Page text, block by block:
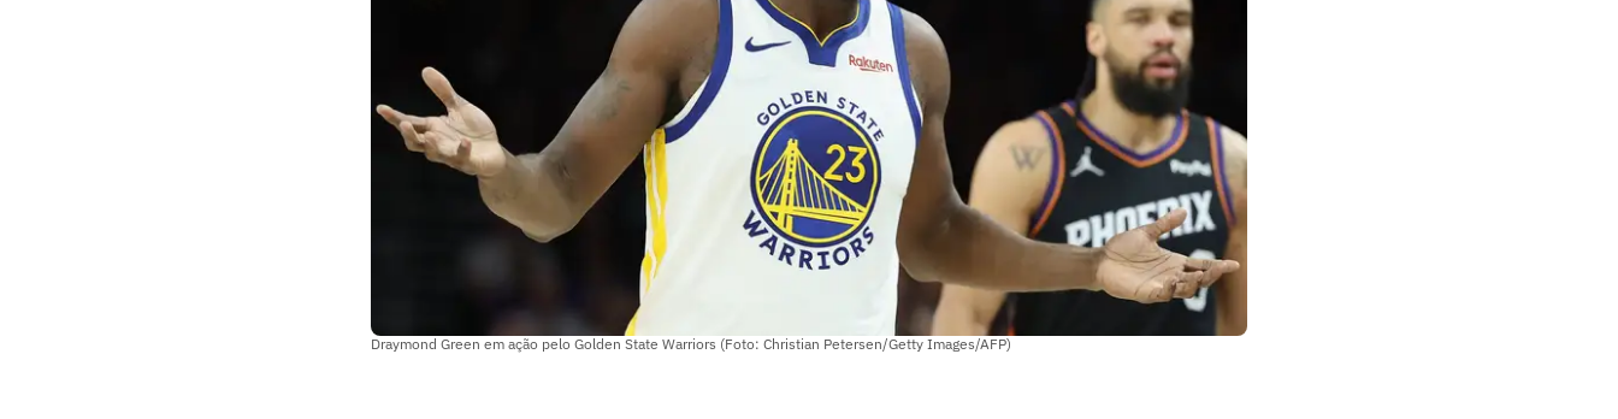
Draymond Green em ação pelo Golden State Warriors (Foto: Christian Petersen/Getty Images/AFP)